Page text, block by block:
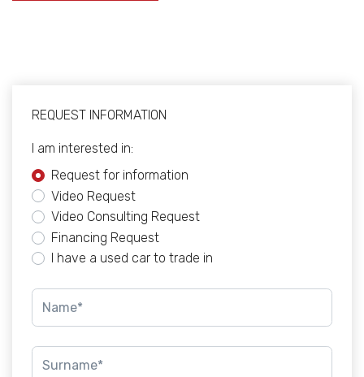
REQUEST INFORMATION
I am interested in:
Request for information
Video Request
Video Consulting Request
Financing Request
I have a used car to trade in